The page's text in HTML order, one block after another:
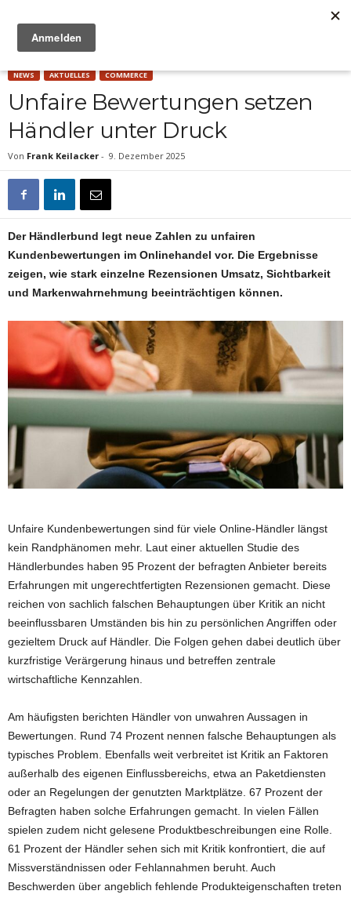
NEWS AKTUELLES COMMERCE
Unfaire Bewertungen setzen
Händler unter Druck
Von Frank Keilacker - 9. Dezember 2025
Der Händlerbund legt neue Zahlen zu unfairen
Kundenbewertungen im Onlinehandel vor. Die Ergebnisse
zeigen, wie stark einzelne Rezensionen Umsatz, Sichtbarkeit
und Markenwahrnehmung beeinträchtigen können.
Unfaire Kundenbewertungen sind für viele Online-Händler längst
kein Randphänomen mehr. Laut einer aktuellen Studie des
Händlerbundes haben 95 Prozent der befragten Anbieter bereits
Erfahrungen mit ungerechtfertigten Rezensionen gemacht. Diese
reichen von sachlich falschen Behauptungen über Kritik an nicht
beeinflussbaren Umständen bis hin zu persönlichen Angriffen oder
gezieltem Druck auf Händler. Die Folgen gehen dabei deutlich über
kurzfristige Verärgerung hinaus und betreffen zentrale
wirtschaftliche Kennzahlen.
Am häufigsten berichten Händler von unwahren Aussagen in
Bewertungen. Rund 74 Prozent nennen falsche Behauptungen als
typisches Problem. Ebenfalls weit verbreitet ist Kritik an Faktoren
außerhalb des eigenen Einflussbereichs, etwa an Paketdiensten
oder an Regelungen der genutzten Marktplätze. 67 Prozent der
Befragten haben solche Erfahrungen gemacht. In vielen Fällen
spielen zudem nicht gelesene Produktbeschreibungen eine Rolle.
61 Prozent der Händler sehen sich mit Kritik konfrontiert, die auf
Missverständnissen oder Fehlannahmen beruht. Auch
Beschwerden über angeblich fehlende Produkteigenschaften treten